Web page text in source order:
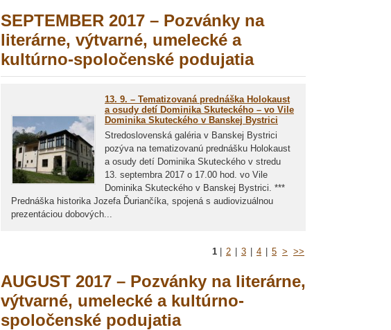
SEPTEMBER 2017 – Pozvánky na
literárne, výtvarné, umelecké a
kultúrno-spoločenské podujatia
13. 9. – Tematizovaná prednáška Holokaust
a osudy detí Dominika Skuteckého – vo Vile
Dominika Skuteckého v Banskej Bystrici
Stredoslovenská galéria v Banskej Bystrici
pozýva na tematizovanú prednášku Holokaust
a osudy detí Dominika Skuteckého v stredu
13. septembra 2017 o 17.00 hod. vo Vile
Dominika Skuteckého v Banskej Bystrici. ***
Prednáška historika Jozefa Ďuriančíka, spojená s audiovizuálnou
prezentáciou dobových...
1 2 3 4 5 > >>
AUGUST 2017 – Pozvánky na literárne,
výtvarné, umelecké a kultúrno-
spoločenské podujatia